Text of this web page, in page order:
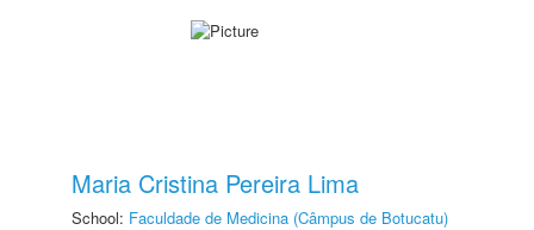
Maria Cristina Pereira Lima
School: Faculdade de Medicina (Câmpus de Botucatu)